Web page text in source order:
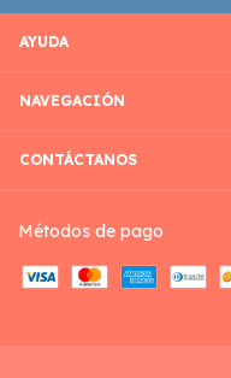
AYUDA
NAVEGACIÓN
CONTÁCTANOS
Métodos de pago